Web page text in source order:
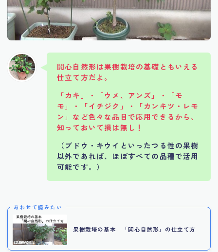
開心自然形は果樹栽培の基礎ともいえる
仕立て方だよ。
「カキ」・「ウメ、アンズ」・「モ
モ」・「イチジク」・「カンキツ・レモ
ン」など色々な品目で応用できるから、
知っておいて損は無し！
（ブドウ・キウイといったつる性の果樹
以外であれば、ほぼすべての品種で活用
可能です。）
あわせて読みたい
果樹栽培の基本 「開心自然形」の仕立て方